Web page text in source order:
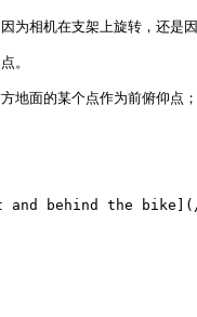
相机在支架上旋转，还是
。
面的某个点作为前俯仰点
the bike](/